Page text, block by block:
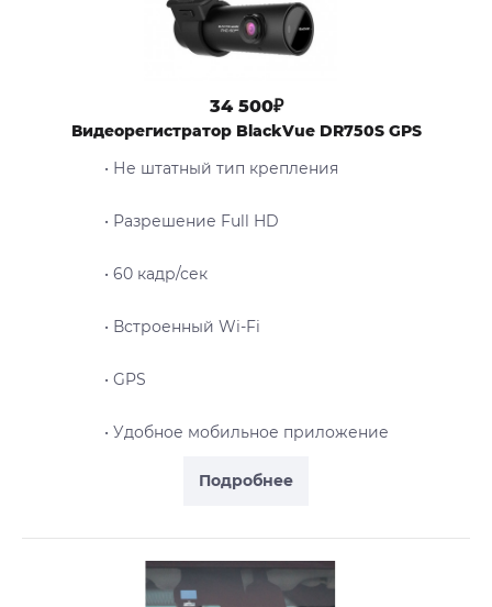
Подробнее
34 500₽
Видеорегистратор BlackVue DR750S GPS
• Не штатный тип крепления
• Разрешение Full HD
• 60 кадр/сек
• Встроенный Wi-Fi
• GPS
• Удобное мобильное приложение